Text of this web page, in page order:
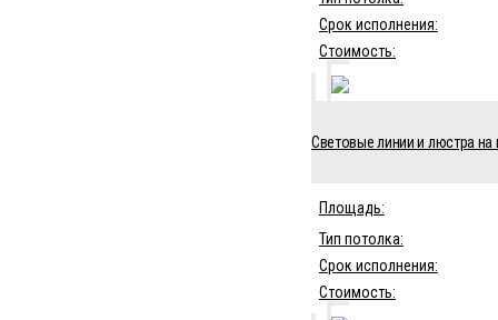
Срок исполнения:
Стоимость:
Световые линии и люстра
Площадь:
Тип потолка:
Срок исполнения:
Стоимость: